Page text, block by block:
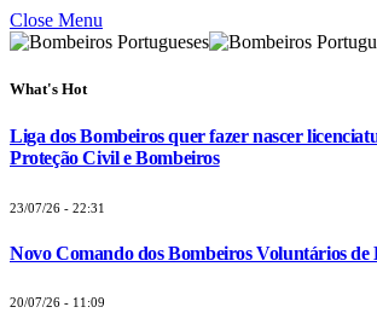
Close Menu
What's Hot
Liga dos Bombeiros quer fazer nascer
Proteção Civil e Bombeiros
23/07/26 - 22:31
Novo Comando dos Bombeiros Voluntários de
20/07/26 - 11:09